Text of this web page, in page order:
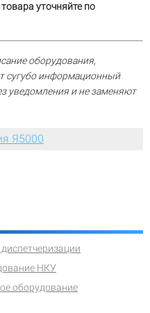
НКУ
оборудование
уточняйте по
оборудования,
сугубо информационный
уведомления и не заменяют
Я5000